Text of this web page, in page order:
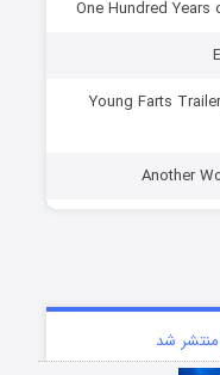
دانلود مستند قطعات تریلر یانگ فارتز Young Farts Trailer
منتشر شد